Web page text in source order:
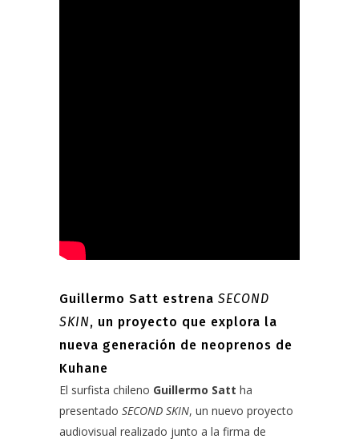
Guillermo Satt estrena SECOND
SKIN, un proyecto que explora la
nueva generación de neoprenos de
Kuhane
El surfista chileno Guillermo Satt ha
presentado SECOND SKIN, un nuevo proyecto
audiovisual realizado junto a la firma de